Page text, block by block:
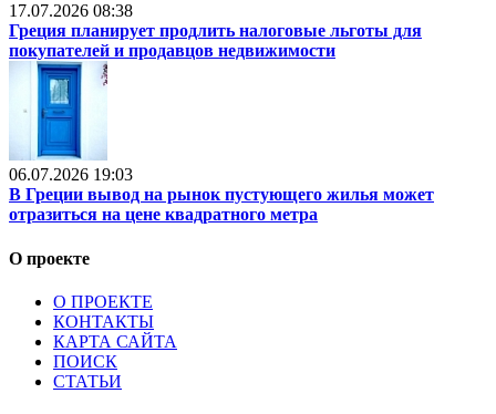
17.07.2026 08:38
Греция планирует продлить налоговые льготы для
покупателей и продавцов недвижимости
06.07.2026 19:03
В Греции вывод на рынок пустующего жилья может
отразиться на цене квадратного метра
О проекте
О ПРОЕКТЕ
КОНТАКТЫ
КАРТА САЙТА
ПОИСК
СТАТЬИ